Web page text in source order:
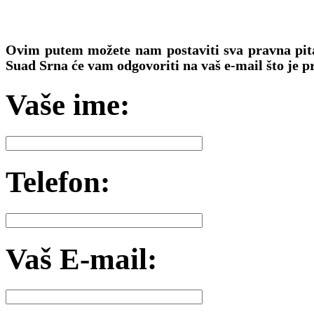
Ovim putem možete nam postaviti sva pravna
Suad Srna će vam odgovoriti na vaš e-mail što je
Vaše ime:
Telefon:
Vaš E-mail: